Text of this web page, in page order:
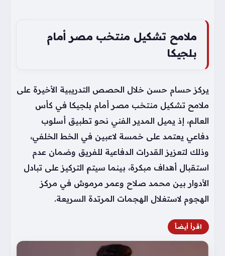
ملامح تشكيل منتخب مصر أمام
بلجيكا
يركز حسام حسن خلال الحصص التدريبية الأخيرة على
ملامح تشكيل منتخب مصر أمام بلجيكا في كأس
العالم، إذ يميل المدير الفني نحو تطبيق أسلوب
دفاعي يعتمد على خمسة لاعبين في الخط الخلفي،
وذلك لتعزيز القدرات الدفاعية للفريق وضمان عدم
استقبال أهداف مبكرة، بينما سيتم التركيز على تبادل
الأدوار بين محمد صلاح وعمر مرموش في مركز
الهجوم لاستغلال الهجمات المرتدة السريعة.
اقرأ أيضاً